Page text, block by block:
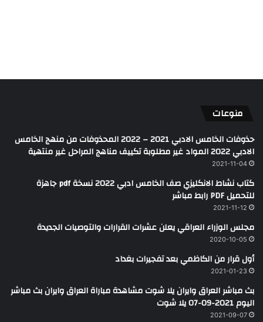
منوعات
حذوفات الخامس الادبي 2021 – 2022 المحذوفات من منهج الخامس
الادبي 2022 المواد غير مطلوبة تكييف مناهج المراحل غير منتهية
2021-11-04
كتاب نشاط الانكليزي صف الخامس ادبي 2022 نسخة pdf جاهزة
للتحميل PDF رابط مباشر
2021-11-12
مجلس الوزراء العراقي يعلن عشرات القرارات والتوصيات الجديدة
2020-10-05
أول قرار من الكاظمي بعد تفجيرات بغداد
2021-01-23
بث مباشر العراق وايران يلا شوت مشاهدة مباراة العراق وايران بث مباشر
اليوم 2021-09-07 يلا شوت
2021-09-07